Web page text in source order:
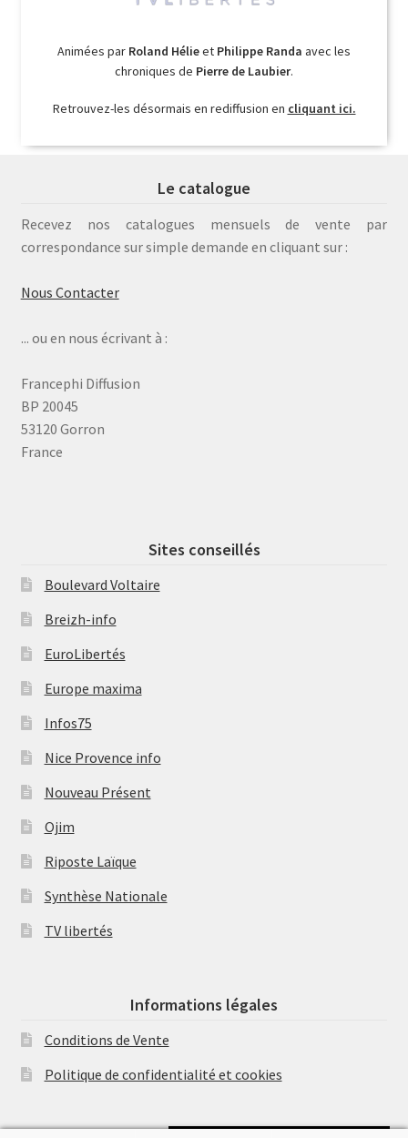
Animées par Roland Hélieet Philippe Randa avec les
chroniques de Pierre de Laubier.
Retrouvez-les désormais en rediffusion en cliquant ici.
Le catalogue
Recevez nos catalogues mensuels de vente par
correspondance sur simple demande en cliquant sur :
Nous Contacter
... ou en nous écrivant à :
Francephi Diffusion
BP 20045
53120 Gorron
France
Sites conseillés
Boulevard Voltaire
Breizh-info
EuroLibertés
Europe maxima
Infos75
Nice Provence info
Nouveau Présent
Ojim
Riposte Laïque
Synthèse Nationale
TV libertés
Informations légales
Conditions de Vente
Politique de confidentialité et cookies